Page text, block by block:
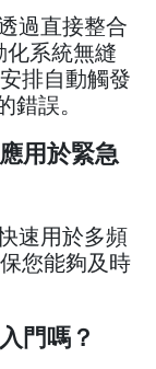
過直接整合
化系統無縫
排自動觸發
誤。
用於緊急
速用於多頻
您能夠及時
門嗎？